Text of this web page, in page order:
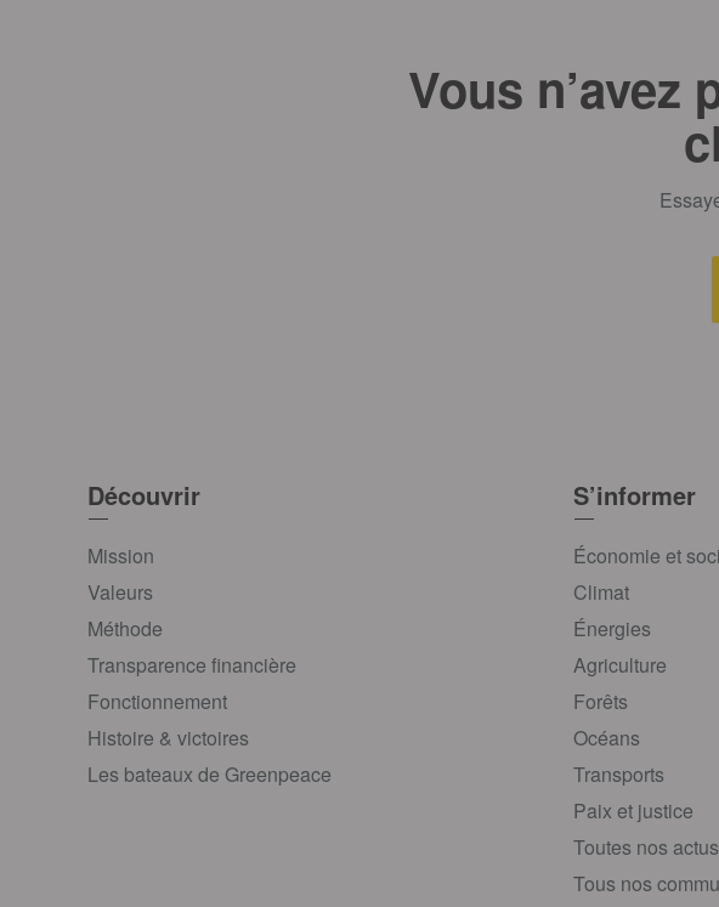
Vous n’avez
Découvrir
Mission
Valeurs
Méthode
Transparence financière
Fonctionnement
Histoire & victoires
Les bateaux de Greenpeace
S’informer
Économie et
Climat
Énergies
Agriculture
Forêts
Océans
Transports
Paix et justice
Toutes nos actus
Tous nos